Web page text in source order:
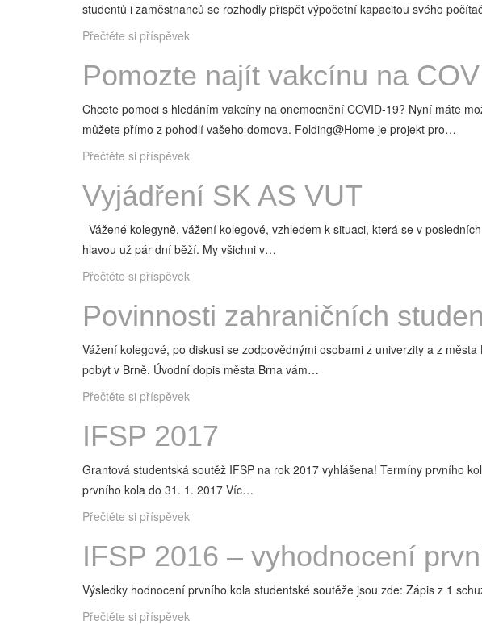
studentů i zaměstnanců se rozhodly přispět výpočetní kapacitou svého
Přečtěte si příspěvek
Pomozte najít vakcínu na
Chcete pomoci s hledáním vakcíny na onemocnění COVID-19? Nyní máte
můžete přímo z pohodlí vašeho domova. Folding@Home je projekt pro…
Přečtěte si příspěvek
Vyjádření SK AS VUT
Vážené kolegyně, vážení kolegové, vzhledem k situaci, která se v
hlavou už pár dní běží. My všichni v…
Přečtěte si příspěvek
Povinnosti zahraničních
Vážení kolegové, po diskusi se zodpovědnými osobami z univerzity a z
pobyt v Brně. Úvodní dopis města Brna vám…
Přečtěte si příspěvek
IFSP 2017
Grantová studentská soutěž IFSP na rok 2017 vyhlášena! Termíny prvního
prvního kola do 31. 1. 2017 Víc…
Přečtěte si příspěvek
IFSP 2016 – vyhodnocení
Výsledky hodnocení prvního kola studentské soutěže jsou zde: Zápis z 1
Přečtěte si příspěvek